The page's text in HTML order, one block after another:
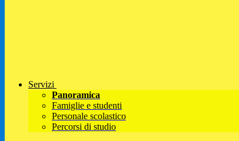
Servizi
Panoramica
Famiglie e studenti
Personale scolastico
Percorsi di studio